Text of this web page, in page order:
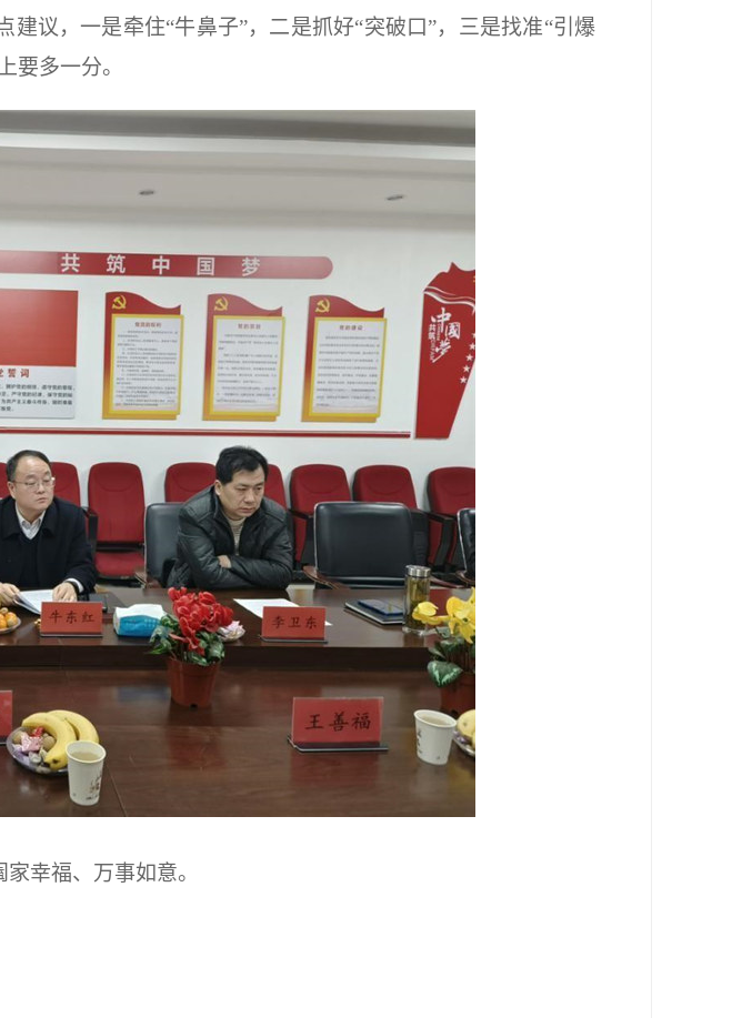
议，一是牵住“牛鼻子”，二是抓好“突破口”，三是找准“引爆
要多一分。
幸福、万事如意。